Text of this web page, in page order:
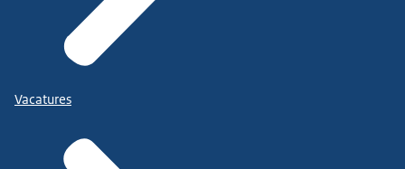
Vacatures